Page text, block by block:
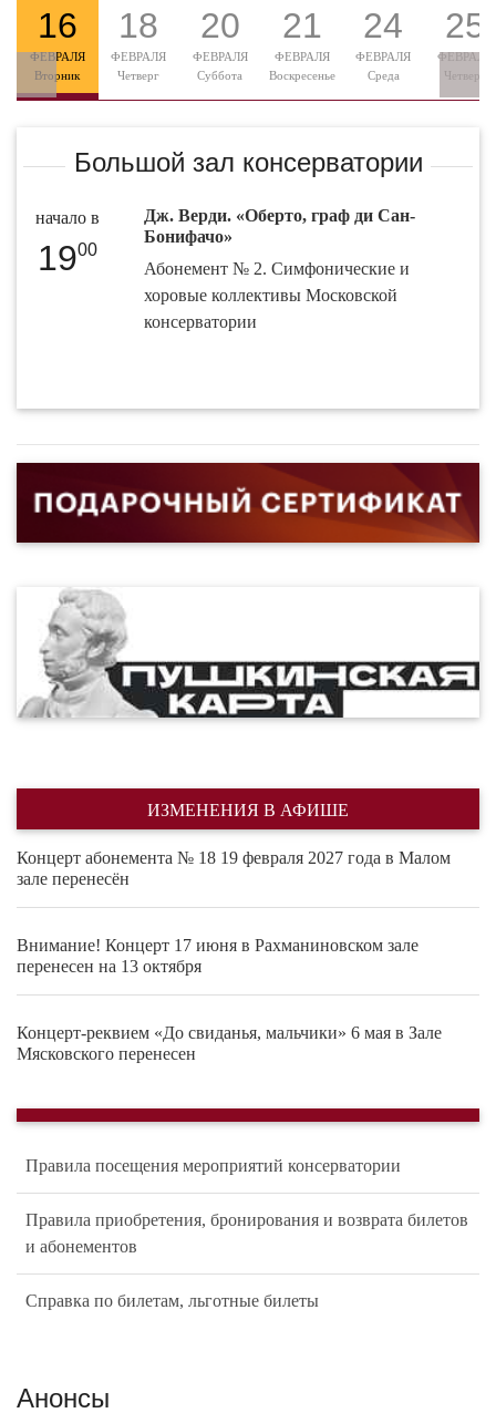
16
ФЕВРАЛЯ
Вторник
18
ФЕВРАЛЯ
Четверг
20
ФЕВРАЛЯ
Суббота
21
ФЕВРАЛЯ
Воскресенье
24
ФЕВРАЛЯ
Среда
25
ФЕВРАЛЯ
Четверг
Большой зал консерватории
начало в
1900
Дж. Верди. «Оберто, граф ди Сан-
Бонифачо»
Абонемент № 2. Симфонические и
хоровые коллективы Московской
консерватории
ИЗМЕНЕНИЯ В АФИШЕ
Концерт абонемента № 18 19 февраля 2027 года в Малом
зале перенесён
Внимание! Концерт 17 июня в Рахманиновском зале
перенесен на 13 октября
Концерт-реквием «До свиданья, мальчики» 6 мая в Зале
Мясковского перенесен
Правила посещения мероприятий консерватории
Правила приобретения, бронирования и возврата билетов
и абонементов
Справка по билетам, льготные билеты
Анонсы